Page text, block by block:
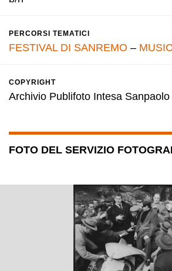
PERCORSI TEMATICI
FESTIVAL DI SANREMO –
COPYRIGHT
Archivio Publifoto Intesa Sanpaolo
FOTO DEL SERVIZIO